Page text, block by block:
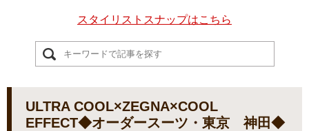
スタイリストスナップはこちら
ULTRA COOL×ZEGNA×COOL
EFFECT◆オーダースーツ・東京 神田◆